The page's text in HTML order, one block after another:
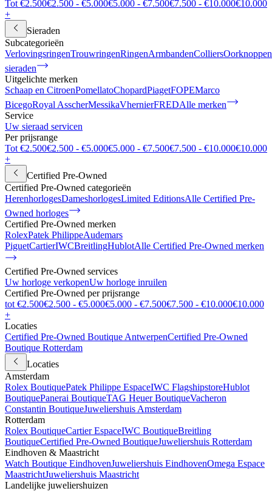
Tot €2.500€2.500 - €5.000€5.000 - €7.500€7.500 - €10.000€10.000
+
Sieraden
Subcategorieën
VerlovingsringenTrouwringenRingenArmbandenColliersOorknoppen
sieraden
Uitgelichte merken
Schaap en CitroenPomellatoChopardPiagetFOPEMarco
BicegoRoyal AsscherMessikaVhernierFREDAlle merken
Service
Uw sieraad servicen
Per prijsrange
Tot €2.500€2.500 - €5.000€5.000 - €7.500€7.500 - €10.000€10.000
+
Certified Pre-Owned
Certified Pre-Owned categorieën
HerenhorlogesDameshorlogesLimited EditionsAlle Certified Pre-
Owned horloges
Certified Pre-Owned merken
RolexPatek PhilippeAudemars
PiguetCartierIWCBreitlingHublotAlle Certified Pre-Owned merken
Certified Pre-Owned services
Uw horloge verkopenUw horloge inruilen
Certified Pre-Owned per prijsrange
tot €2.500€2.500 - €5.000€5.000 - €7.500€7.500 - €10.000€10.000
+
Locaties
Certified Pre-Owned Boutique AntwerpenCertified Pre-Owned
Boutique Rotterdam
Locaties
Amsterdam
Rolex BoutiquePatek Philippe EspaceIWC FlagshipstoreHublot
BoutiquePanerai BoutiqueTAG Heuer BoutiqueVacheron
Constantin BoutiqueJuweliershuis Amsterdam
Rotterdam
Rolex BoutiqueCartier EspaceIWC BoutiqueBreitling
BoutiqueCertified Pre-Owned BoutiqueJuweliershuis Rotterdam
Eindhoven & Maastricht
Watch Boutique EindhovenJuweliershuis EindhovenOmega Espace
MaastrichtJuweliershuis Maastricht
Landelijke juweliershuizen